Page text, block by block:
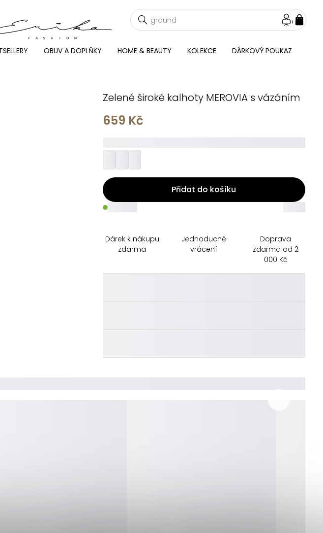
OBUV A DOPLŇKY HOME & BEAUTY KOLEKCE DÁRKOVÝ POUKAZ
Zelené široké kalhoty MEROVIA s vázáním
659 Kč
Přidat do košíku
_____
Dárek k nákupu
zdarma
Jednoduché
vrácení
Doprava
zdarma od 2
000 Kč